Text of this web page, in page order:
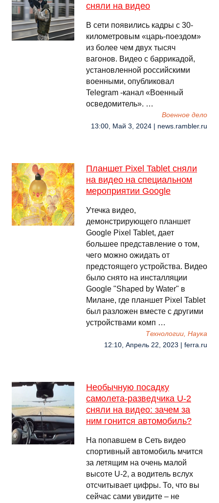
сняли на видео
В сети появились кадры с 30-
километровым «царь-поездом»
из более чем двух тысяч
вагонов. Видео с баррикадой,
установленной российскими
военными, опубликовал
Telegram -канал «Военный
осведомитель». …
Военное дело
13:00, Май 3, 2024 | news.rambler.ru
Планшет Pixel Tablet сняли
на видео на специальном
мероприятии Google
Утечка видео,
демонстрирующего планшет
Google Pixel Tablet, дает
большее представление о том,
чего можно ожидать от
предстоящего устройства. Видео
было снято на инсталляции
Google "Shaped by Water" в
Милане, где планшет Pixel Tablet
был разложен вместе с другими
устройствами комп …
Технологии, Наука
12:10, Апрель 22, 2023 | ferra.ru
Необычную посадку
самолета-разведчика U-2
сняли на видео: зачем за
ним гонится автомобиль?
На попавшем в Сеть видео
спортивный автомобиль мчится
за летящим на очень малой
высоте U-2, а водитель вслух
отсчитывает цифры. То, что вы
сейчас сами увидите – не